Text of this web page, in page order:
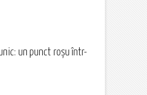
un punct roşu într-